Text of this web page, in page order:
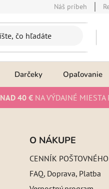
Náš príbeh
Darčeky Opaľovanie
NAD 40 € NA VÝDAJNÉ MIESTA
O NÁKUPE
CENNÍK POŠTOVNÉHO
FAQ, Doprava, Platba